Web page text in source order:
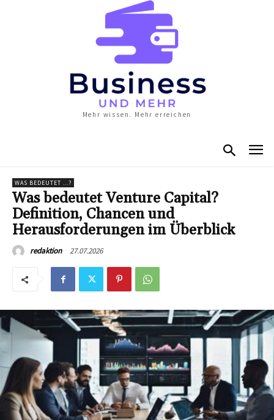
Mehr wissen. Mehr erreichen
WAS BEDEUTET ...?
Was bedeutet Venture Capital?
Definition, Chancen und
Herausforderungen im Überblick
redaktion 27.07.2026